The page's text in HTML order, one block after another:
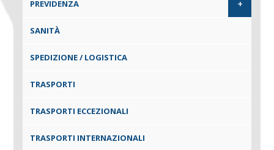
PREVIDENZA +
SANITÀ
SPEDIZIONE / LOGISTICA
TRASPORTI
TRASPORTI ECCEZIONALI
TRASPORTI INTERNAZIONALI